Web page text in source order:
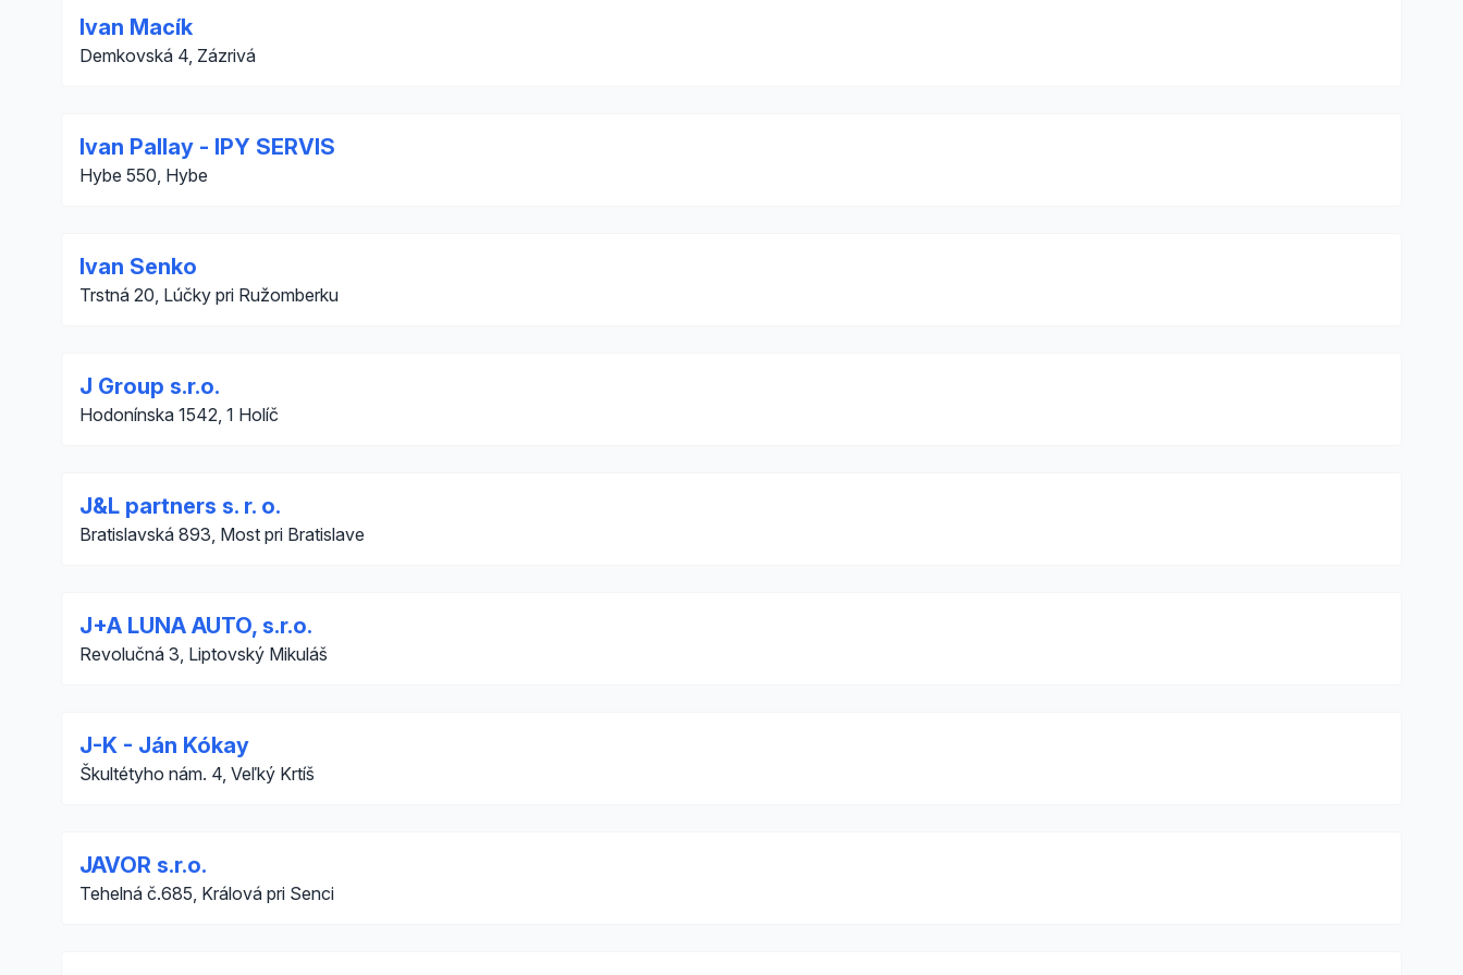
Ivan Macík
Demkovská 4, Zázrivá
Ivan Pallay - IPY SERVIS
Hybe 550, Hybe
Ivan Senko
Trstná 20, Lúčky pri Ružomberku
J Group s.r.o.
Hodonínska 1542, 1 Holíč
J&L partners s. r. o.
Bratislavská 893, Most pri Bratislave
J+A LUNA AUTO, s.r.o.
Revolučná 3, Liptovský Mikuláš
J-K - Ján Kókay
Škultétyho nám. 4, Veľký Krtíš
JAVOR s.r.o.
Tehelná č.685, Králová pri Senci